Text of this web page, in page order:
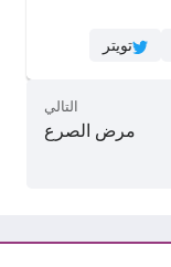
تويتر
التالي
مرض الصرع